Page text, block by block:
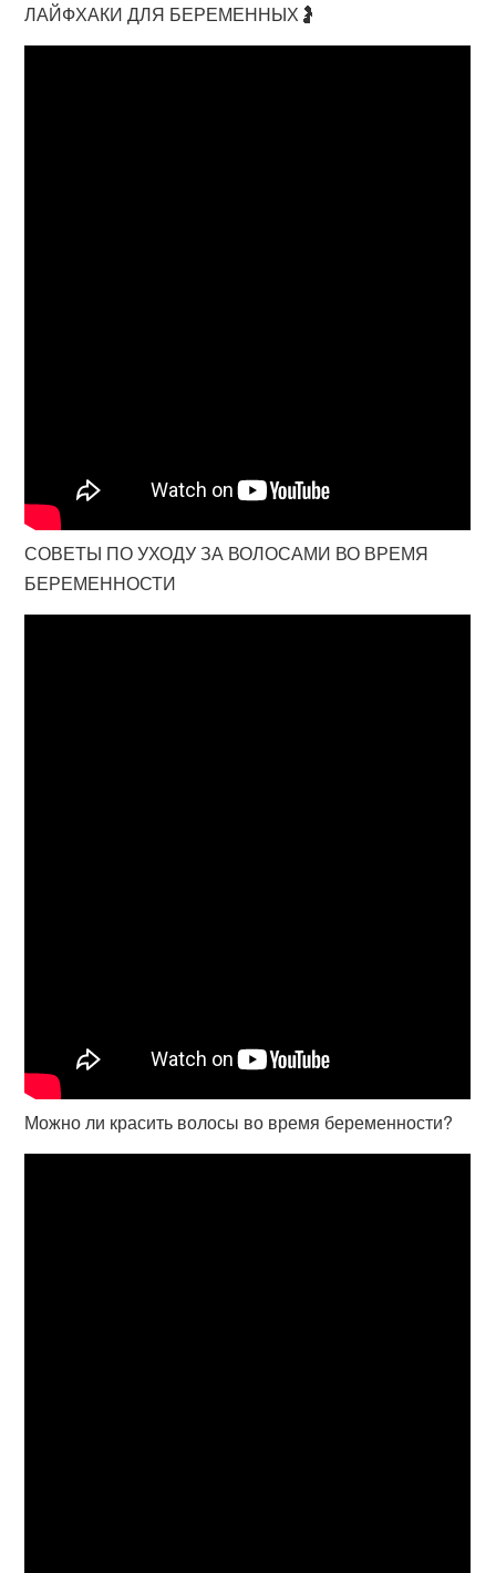
ЛАЙФХАКИ ДЛЯ БЕРЕМЕННЫХ🤰
СОВЕТЫ ПО УХОДУ ЗА ВОЛОСАМИ ВО ВРЕМЯ
БЕРЕМЕННОСТИ
Можно ли красить волосы во время беременности?